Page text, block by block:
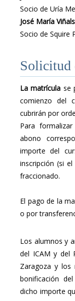
Socio de Uría
José María
Socio de Squire
Solicitud
La matrícula se
comienzo del
cubrirán por
Para
abono
importe del
inscripción (si
fraccionado.
El pago de la
o por
Los alumnos y
del ICAM y del
Zaragoza y los
bonificación
dicho importe